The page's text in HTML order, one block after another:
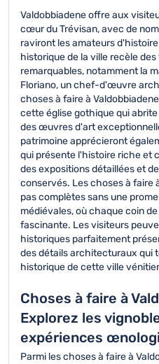
Valdobbiadene offre aux
cœur du Trévisan, avec de
raviront les amateurs
historique de la ville recèle
remarquables, notamment la
Floriano, un chef-d'œuvre
choses à faire à
cette église gothique qui
des œuvres d'art
patrimoine apprécieront
qui présente l'histoire riche et
des expositions détaillées et
conservés. Les choses à faire
pas complètes sans une
médiévales, où chaque coin
fascinante. Les visiteurs
historiques parfaitement
des détails architecturaux qui
historique de cette ville
Choses à faire à
Explorez les
expériences
Parmi les choses à faire à